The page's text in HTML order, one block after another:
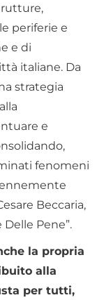
periferie e
e di
italiane. Da
strategia
e
fenomeni
Beccaria,
Pene”.
la propria
alla
per tutti,